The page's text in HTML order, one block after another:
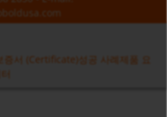
증서 (Certificate) 성공 사례 제품 요